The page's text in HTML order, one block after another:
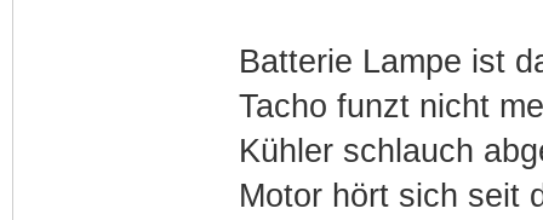
Batterie Lampe ist
Tacho funzt nicht
Kühler schlauch
Motor hört sich seit